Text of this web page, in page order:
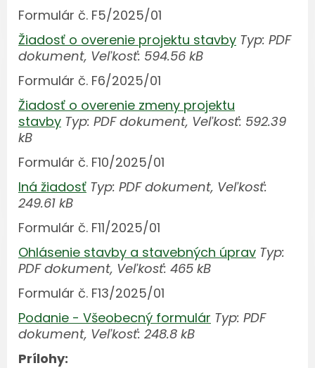
Formulár č. F5/2025/01
Žiadosť o overenie projektu stavby Typ: PDF
dokument, Veľkosť: 594.56 kB
Formulár č. F6/2025/01
Žiadosť o overenie zmeny projektu
stavby Typ: PDF dokument, Veľkosť: 592.39
kB
Formulár č. F10/2025/01
Iná žiadosť Typ: PDF dokument, Veľkosť:
249.61 kB
Formulár č. F11/2025/01
Ohlásenie stavby a stavebných úprav Typ:
PDF dokument, Veľkosť: 465 kB
Formulár č. F13/2025/01
Podanie - Všeobecný formulár Typ: PDF
dokument, Veľkosť: 248.8 kB
Prílohy: